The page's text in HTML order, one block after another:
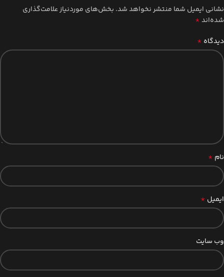
نشانی ایمیل شما منتشر نخواهد شد. بخش‌های موردنیاز علامت‌گذاری
شده‌اند*
دیدگاه *
نام *
ایمیل *
وب‌ سایت